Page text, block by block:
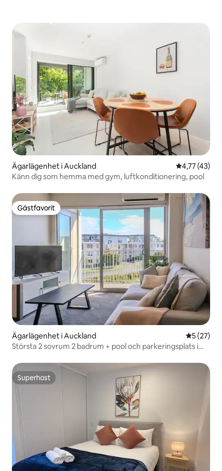
Ägarlägenhet i Auckland 4,77 av 5 i
4,77 (43)
Känn dig som hemma med gym, luftkonditionering, pool
Gästfavorit
Gästfavorit
Ägarlägenhet i Auckland 5 av 5 i
5 (27)
Största 2 sovrum 2 badrum + pool och parkeringsplats i
Superhost
Superhost